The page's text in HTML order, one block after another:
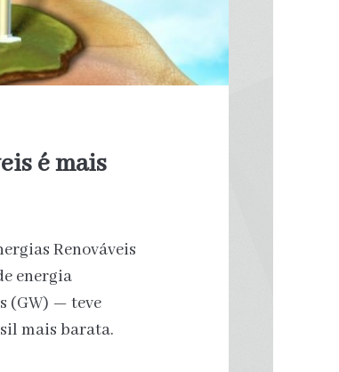
é mais
Renováveis
energia
(GW) — teve
mais barata.